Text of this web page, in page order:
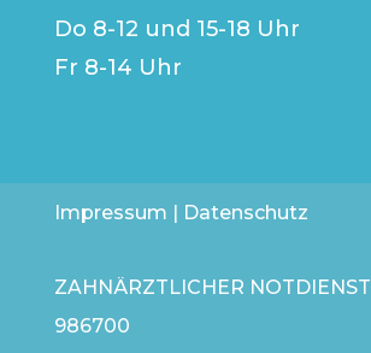
Do 8-12 und 15-18 Uhr
Fr 8-14 Uhr
Impressum | Datenschutz
ZAHNÄRZTLICHER NOTDIENST
986700